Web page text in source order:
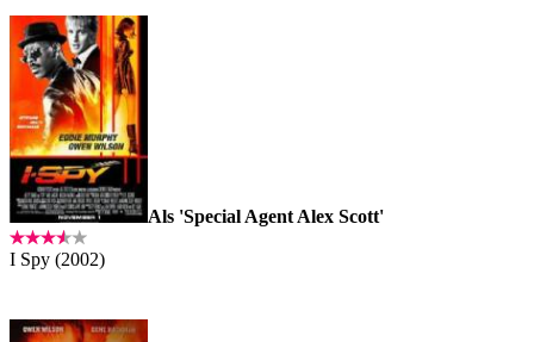
Als 'Special Agent Alex Scott'
I Spy (2002)